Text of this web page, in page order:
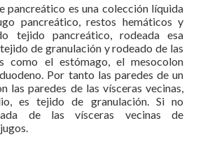
pancreático es una colección líquida
pancreático, restos hemáticos y
tejido pancreático, rodeada esa
de granulación y rodeado de las
como el estómago, el mesocolon
Por tanto las paredes de un
las paredes de las vísceras vecinas,
es tejido de granulación. Si no
de las vísceras vecinas de